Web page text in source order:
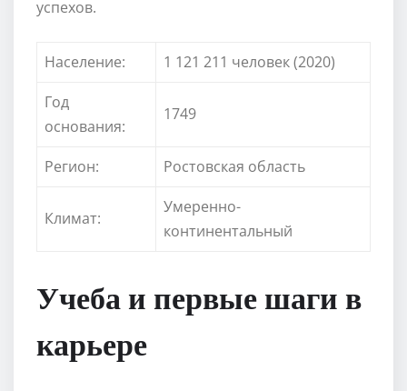
успехов.
Население:
1 121 211 человек (2020)
Год
основания:
1749
Регион: Ростовская область
Климат:
Умеренно-
континентальный
Учеба и первые шаги в
карьере